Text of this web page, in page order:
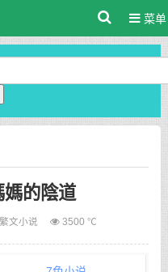
菜单
的陰道
繁文小说 3500 ℃